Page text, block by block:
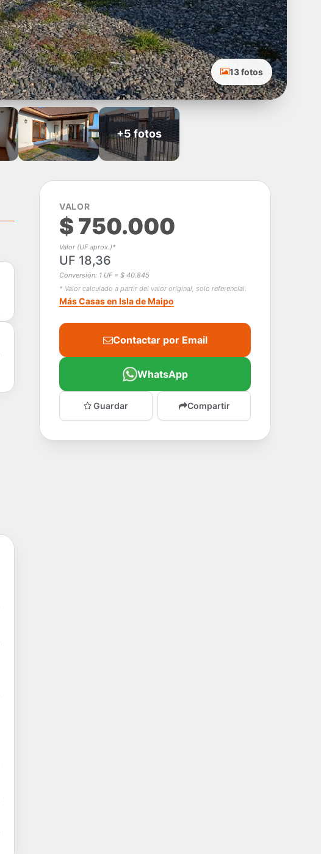
13 fotos
+5 fotos
VALOR
$ 750.000
Valor (UF aprox.)*
UF 18,36
Conversión: 1 UF = $ 40.845
* Valor calculado a partir del valor original, solo referencial.
Más Casas en Isla de Maipo
Contactar por Email
WhatsApp
Guardar Compartir